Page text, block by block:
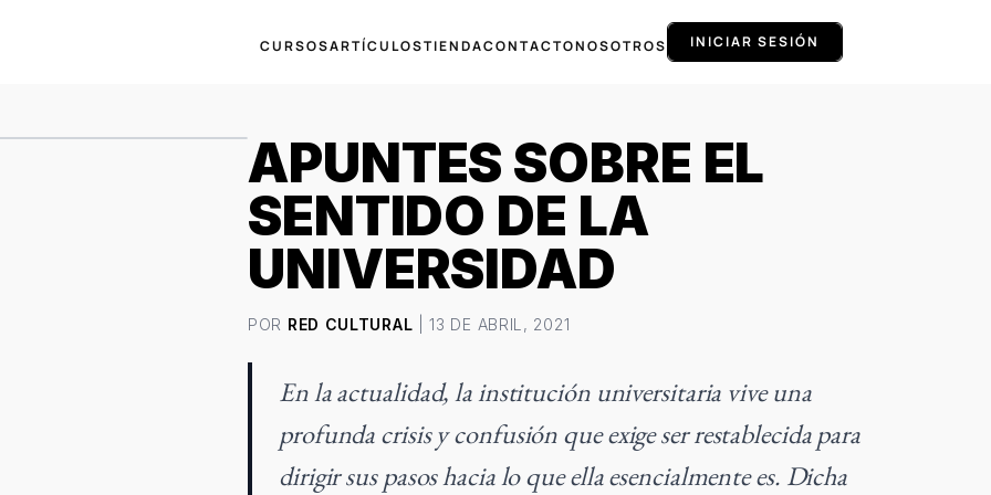
CURSOSARTÍCULOSTIENDACONTACTONOSOTROS INICIAR SESIÓN
APUNTES SOBRE EL
SENTIDO DE LA
UNIVERSIDAD
POR RED CULTURAL | 13 DE ABRIL, 2021
En la actualidad, la institución universitaria vive una
profunda crisis y confusión que exige ser restablecida para
dirigir sus pasos hacia lo que ella esencialmente es. Dicha